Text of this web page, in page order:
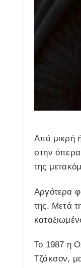
Από μικρή
στην
της
Αργότερα
της. Μετά
Το 1987 η
Τζάκσον,